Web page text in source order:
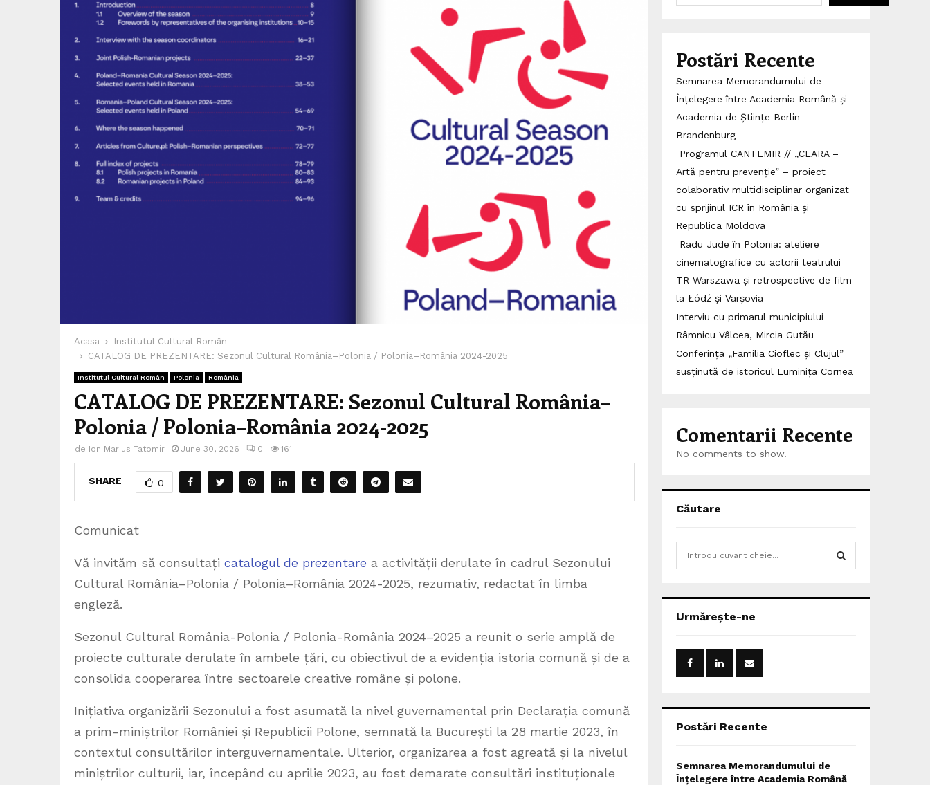
Acasa
Institutul Cultural Român
CATALOG DE PREZENTARE: Sezonul Cultural România–Polonia / Polonia–România 2024-2025
Institutul Cultural Român Polonia România
CATALOG DE PREZENTARE: Sezonul Cultural România–
Polonia / Polonia–România 2024-2025
de Ion Marius Tatomir June 30, 2026 0 161
SHARE 0
Comunicat
Vă invităm să consultați catalogul de prezentare a activității derulate în cadrul Sezonului
Cultural România–Polonia / Polonia–România 2024-2025, rezumativ, redactat în limba
engleză.
Sezonul Cultural România-Polonia / Polonia-România 2024–2025 a reunit o serie amplă de
proiecte culturale derulate în ambele țări, cu obiectivul de a evidenția istoria comună și de a
consolida cooperarea între sectoarele creative române și polone.
Inițiativa organizării Sezonului a fost asumată la nivel guvernamental prin Declarația comună
a prim-miniștrilor României și Republicii Polone, semnată la București la 28 martie 2023, în
contextul consultărilor interguvernamentale. Ulterior, organizarea a fost agreată și la nivelul
miniștrilor culturii, iar, începând cu aprilie 2023, au fost demarate consultări instituționale
Postări Recente
Semnarea Memorandumului de
Înțelegere între Academia Română și
Academia de Științe Berlin –
Brandenburg
Programul CANTEMIR // „CLARA –
Artă pentru prevenție” – proiect
colaborativ multidisciplinar organizat
cu sprijinul ICR în România și
Republica Moldova
Radu Jude în Polonia: ateliere
cinematografice cu actorii teatrului
TR Warszawa și retrospective de film
la Łódź și Varșovia
Interviu cu primarul municipiului
Râmnicu Vâlcea, Mircia Gutău
Conferința „Familia Cioflec și Clujul”
susținută de istoricul Luminița Cornea
Comentarii Recente
No comments to show.
Căutare
h
o
:
Urmărește-ne
Postări Recente
Semnarea Memorandumului de
Înțelegere între Academia Română